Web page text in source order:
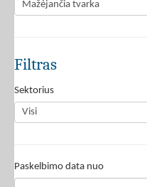
Filtras
Sektorius
Paskelbimo data nuo